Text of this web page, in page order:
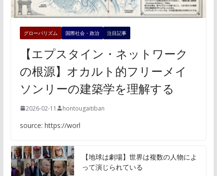
グローバリズム 国際社会・政治 注目記事
【エプスタイン・ネットワーク
の根源】オカルト的フリーメイ
ソンリーの建築学を理解する
2026-02-11 hontougaitiban
source: https://worl
【地球は劇場】世界は複数の人物によ
って演じられている